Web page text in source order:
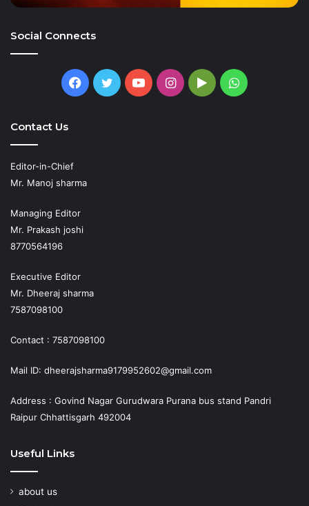
Social Connects
Facebook
TwitterYouTubeInstagram
GoogleWhatsApp
Contact Us
Editor-in-Chief
Mr. Manoj sharma
Managing Editor
Mr. Prakash joshi
8770564196
Executive Editor
Mr. Dheeraj sharma
7587098100
Contact : 7587098100
Mail ID: dheerajsharma9179952602@gmail.com
Address : Govind Nagar Gurudwara Purana bus stand Pandri
Raipur Chhattisgarh 492004
Useful Links
about us